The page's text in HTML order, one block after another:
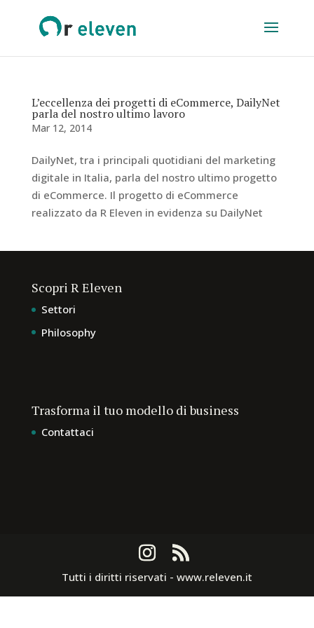
L’eccellenza dei progetti di eCommerce, DailyNet
parla del nostro ultimo lavoro
Mar 12, 2014
DailyNet, tra i principali quotidiani del marketing
digitale in Italia, parla del nostro ultimo progetto
di eCommerce. Il progetto di eCommerce
realizzato da R Eleven in evidenza su DailyNet
Scopri R Eleven
Settori
Philosophy
Trasforma il tuo modello di business
Contattaci
Tutti i diritti riservati - www.releven.it